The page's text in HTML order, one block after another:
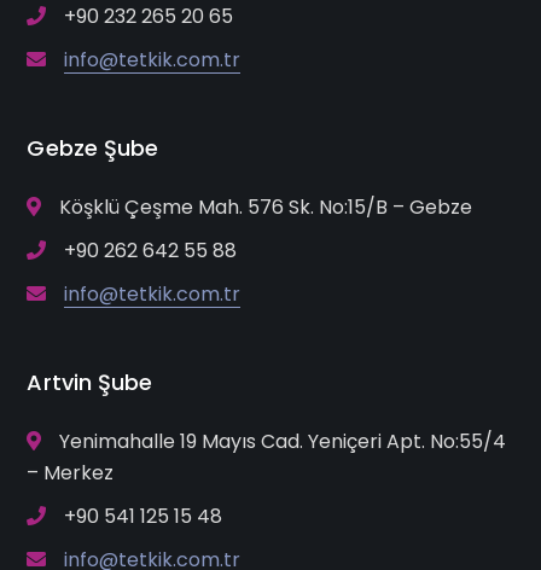
+90 232 265 20 65
info@tetkik.com.tr
Gebze Şube
Köşklü Çeşme Mah. 576 Sk. No:15/B – Gebze
+90 262 642 55 88
info@tetkik.com.tr
Artvin Şube
Yenimahalle 19 Mayıs Cad. Yeniçeri Apt. No:55/4
– Merkez
+90 541 125 15 48
info@tetkik.com.tr